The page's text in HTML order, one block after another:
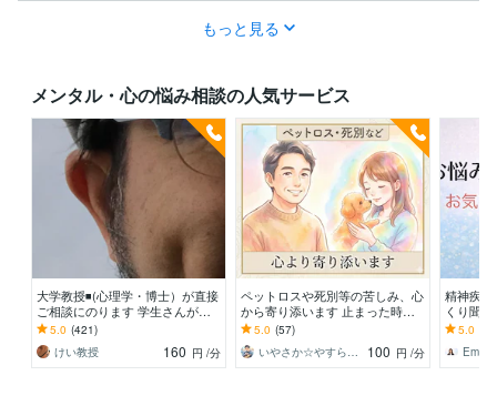
もっと見る
メンタル・心の悩み相談の人気サービス
大学教授◾️(心理学・博士）が直接
ご相談にのります 学生さんが、
心理学の先生に恋愛相談するよう
なお気軽さでどうぞ
5.0 (421)
けい教授
160 円 /分
ペットロスや死別等の苦しみ、心
から寄り添います 止まった時計
の針、無理に動かさなくて大丈夫
ですから
5.0 (57)
いやさか☆やすらぎの傾聴者
100 円 /分
精神疾
くり聞
ただけ
5.0
Emiko